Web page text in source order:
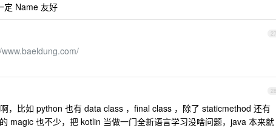
定 Name 友好
27
28
，比如 python 也有 data class ，final class ，除了 staticmethod 还有
magic 也不少，把 kotlin 当做一门全新语言学习没啥问题，java 本来就